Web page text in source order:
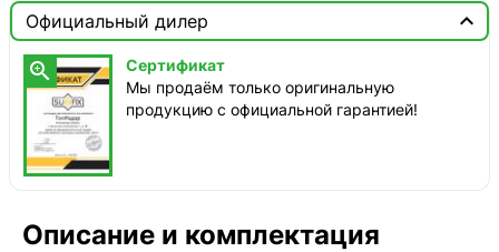
 Москва
ТопРадар — Курьер
завтра, от 350 ₽
ТопРадар — Самовывоз
сегодня, бесплатно
наб. Бережковская, д. 20, стр. 19
Официальный дилер


Сертификат
Мы продаём только оригинальную
продукцию с официальной гарантией!
Описание и комплектация